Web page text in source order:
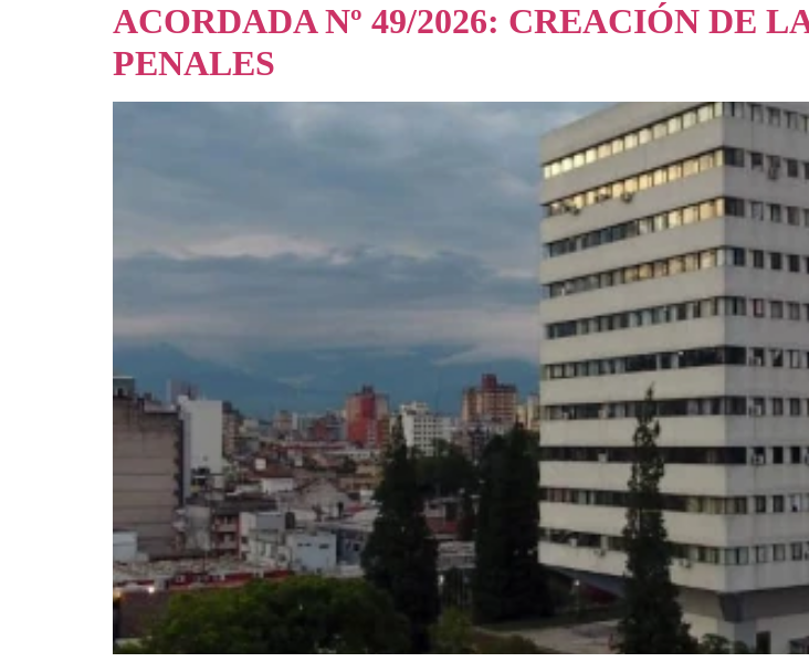
ACORDADA Nº 49/2026: CREACIÓN DE
PENALES